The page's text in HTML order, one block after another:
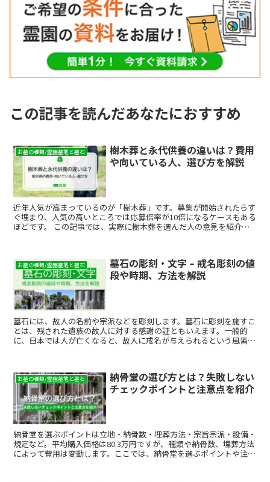
この記事を読んだあなたにおすすめ
お墓の種類/霊園墓地と墓石
樹木葬と永代供養の違いは？費用
や向いている人、選び方を解説
近年人気が高まっているのが「樹木葬」です。募集が開始されたらす
ぐ埋まり、人気の高いところでは応募倍率が10倍になるケースもある
ほどです。 この記事では、実際に樹木葬を選んだ人の意見を紹介し
お墓の種類/霊園墓地と墓石
墓石の彫刻・文字 – 戒名彫刻の値
段や時期、方法を解説
墓石には、故人の名前や宗派などを彫刻します。墓石に彫刻を施すこ
とは、残された遺族の故人に対する感謝の証ともいえます。一般的
に、日本では人が亡くなると、故人に戒名が与えられるという風習が
問にお答えするために、戒名を彫刻する時期や方法、その価格につい
てまとめてみました。和型・洋型などお墓の種類によって刻む内容が
異なる点や、お墓に刻む文字の書体などについてもご紹介しますの
で、ぜひ参考にしてみてください。
お墓の種類/霊園墓地と墓石
納骨堂の選び方とは？失敗しない
チェックポイントと注意点を紹介
納骨堂を選ぶポイントは立地・納骨数・埋葬方法・宗旨宗派・設備・
規定など。平均購入価格は80.3万円ですが、種類や納骨数、埋葬方法
によって費用は変動します。ここでは、納骨堂を選ぶポイントや注意